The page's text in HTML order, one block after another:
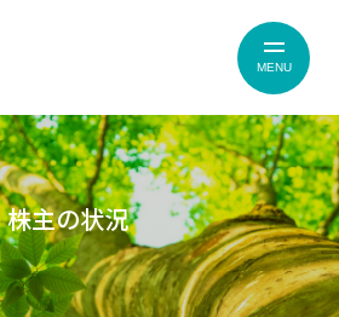
MENU
株主の状況